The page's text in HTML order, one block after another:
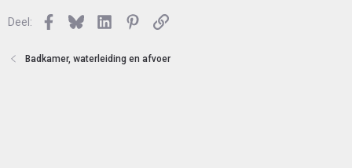
Deel: Facebook
BlueskyLinkedInPinterest
Link
Badkamer, waterleiding en afvoer